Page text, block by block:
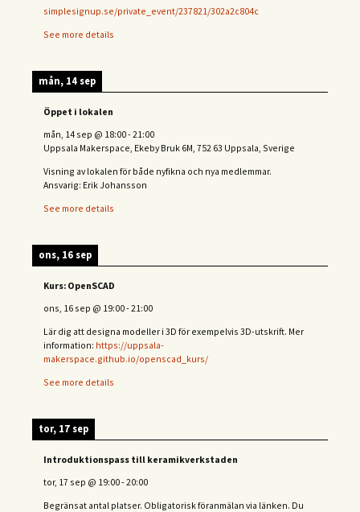
simplesignup.se/private_event/237821/302a2c804c
See more details
mån, 14 sep
Öppet i lokalen
mån, 14 sep @ 18:00-21:00
Uppsala Makerspace, Ekeby Bruk 6M, 752 63 Uppsala, Sverige
Visning av lokalen för både nyfikna och nya medlemmar.
Ansvarig: Erik Johansson
See more details
ons, 16 sep
Kurs: OpenSCAD
ons, 16 sep @ 19:00-21:00
Lär dig att designa modeller i 3D för exempelvis 3D-utskrift. Mer
information: https://uppsala-
makerspace.github.io/openscad_kurs/
See more details
tor, 17 sep
Introduktionspass till keramikverkstaden
tor, 17 sep @ 19:00-20:00
Begränsat antal platser. Obligatorisk föranmälan via länken. Du